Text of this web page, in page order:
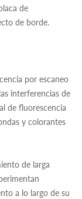
de
de borde.
por escaneo
interferencias de
de fluorescencia
y colorantes
de larga
a lo largo de su